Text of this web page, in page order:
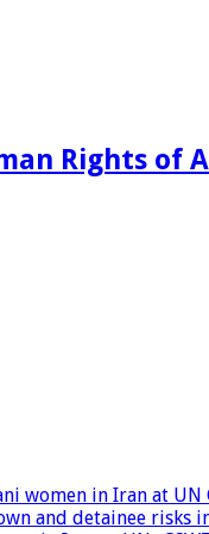
Rights of
women in Iran at UN
and detainee risks